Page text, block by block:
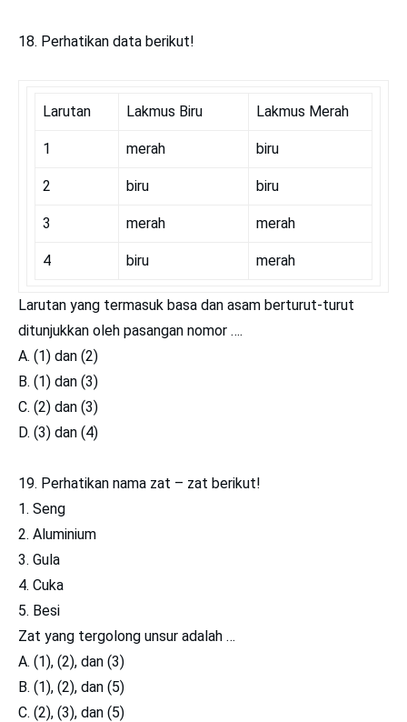
18. Perhatikan data berikut!
Larutan Lakmus Biru Lakmus Merah
1 merah biru
2 biru biru
3 merah merah
4 biru merah
Larutan yang termasuk basa dan asam berturut-turut
ditunjukkan oleh pasangan nomor ….
A. (1) dan (2)
B. (1) dan (3)
C. (2) dan (3)
D. (3) dan (4)
19. Perhatikan nama zat – zat berikut!
1. Seng
2. Aluminium
3. Gula
4. Cuka
5. Besi
Zat yang tergolong unsur adalah …
A. (1), (2), dan (3)
B. (1), (2), dan (5)
C. (2), (3), dan (5)